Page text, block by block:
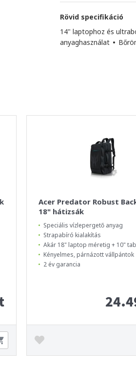
Rövid specifikáció
14" laptophoz és
anyaghasználat •
Acer Predator Robust
18" hátizsák
Speciális vízlepergető anyag
Strapabíró kialakítás
Akár 18" laptop méretig + 10"
Kényelmes, párnázott vállpántok
2 év garancia